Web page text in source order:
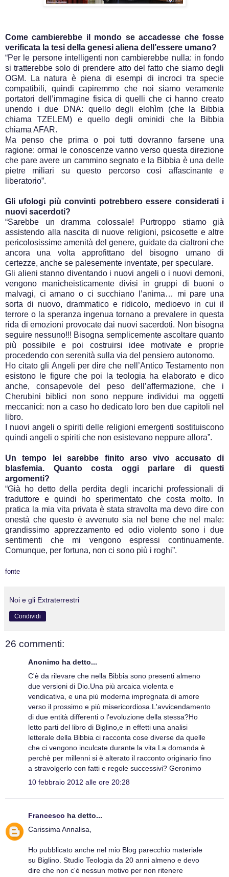
Come cambierebbe il mondo se accadesse che fosse
verificata la tesi della genesi aliena dell’essere umano?
“Per le persone intelligenti non cambierebbe nulla: in fondo
si tratterebbe solo di prendere atto del fatto che siamo degli
OGM. La natura è piena di esempi di incroci tra specie
compatibili, quindi capiremmo che noi siamo veramente
portatori dell’immagine fisica di quelli che ci hanno creato
unendo i due DNA: quello degli elohìm (che la Bibbia
chiama TZELEM) e quello degli ominidi che la Bibbia
chiama AFAR.
Ma penso che prima o poi tutti dovranno farsene una
ragione: ormai le conoscenze vanno verso questa direzione
che pare avere un cammino segnato e la Bibbia è una delle
pietre miliari su questo percorso così affascinante e
liberatorio”.
Gli ufologi più convinti potrebbero essere considerati i
nuovi sacerdoti?
“Sarebbe un dramma colossale! Purtroppo stiamo già
assistendo alla nascita di nuove religioni, psicosette e altre
pericolosissime amenità del genere, guidate da cialtroni che
ancora una volta approfittano del bisogno umano di
certezze, anche se palesemente inventate, per speculare.
Gli alieni stanno diventando i nuovi angeli o i nuovi demoni,
vengono manicheisticamente divisi in gruppi di buoni o
malvagi, ci amano o ci succhiano l’anima… mi pare una
sorta di nuovo, drammatico e ridicolo, medioevo in cui il
terrore o la speranza ingenua tornano a prevalere in questa
rida di emozioni provocate dai nuovi sacerdoti. Non bisogna
seguire nessuno!!! Bisogna semplicemente ascoltare quanto
più possibile e poi costruirsi idee motivate e proprie
procedendo con serenità sulla via del pensiero autonomo.
Ho citato gli Angeli per dire che nell’Antico Testamento non
esistono le figure che poi la teologia ha elaborato e dico
anche, consapevole del peso dell’affermazione, che i
Cherubini biblici non sono neppure individui ma oggetti
meccanici: non a caso ho dedicato loro ben due capitoli nel
libro.
I nuovi angeli o spiriti delle religioni emergenti sostituiscono
quindi angeli o spiriti che non esistevano neppure allora”.
Un tempo lei sarebbe finito arso vivo accusato di
blasfemia. Quanto costa oggi parlare di questi
argomenti?
“Già ho detto della perdita degli incarichi professionali di
traduttore e quindi ho sperimentato che costa molto. In
pratica la mia vita privata è stata stravolta ma devo dire con
onestà che questo è avvenuto sia nel bene che nel male:
grandissimo apprezzamento ed odio violento sono i due
sentimenti che mi vengono espressi continuamente.
Comunque, per fortuna, non ci sono più i roghi”.
fonte
Noi e gli Extraterrestri
Condividi
26 commenti:
Anonimo ha detto...
C'è da rilevare che nella Bibbia sono presenti almeno
due versioni di Dio.Una più arcaica violenta e
vendicativa, e una più moderna impregnata di amore
verso il prossimo e più misericordiosa.L'avvicendamento
di due entità differenti o l'evoluzione della stessa?Ho
letto parti del libro di Biglino,e in effetti una analisi
letterale della Bibbia ci racconta cose diverse da quelle
che ci vengono inculcate durante la vita.La domanda è
perchè per millenni si è alterato il racconto originario fino
a stravolgerlo con fatti e regole successivi? Geronimo
10 febbraio 2012 alle ore 20:28
Francesco ha detto...
Carissima Annalisa,
Ho pubblicato anche nel mio Blog parecchio materiale
su Biglino. Studio Teologia da 20 anni almeno e devo
dire che non c'è nessun motivo per non ritenere